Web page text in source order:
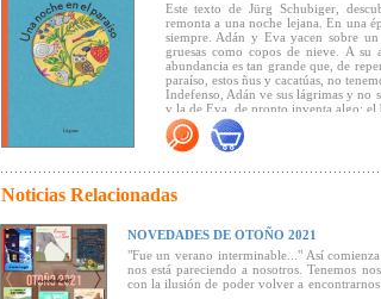
-Premio "Los 7 mejores libros" de
- PremioLesePeterdel mes de Agosto
- "Uno de los libros más bellos de
- Mención especial del Premio
Este texto de Jürg Schubiger,
remonta a una noche lejana. En una
siempre. Adán y Eva yacen sobre
gruesas como copos de nieve. A
abundancia es tan grande que, de
paraíso, estos ñus y cacatúas, no
Indefenso, Adán ve sus lágrimas y no
y la de Eva, de pronto inventa algo: el
Una vez más, la ilustradora Rotraut
Paralelamente a su historia del
Berner revelan toda una luminosa
- Premio al Libro Católico Infantil y
"Jurg Schubiger siempre logra el
unas pocas líneas y esto también
Berner. El libro
Noticias Relacionadas
NOVEDADES DE OTOÑO 2021
"Fue un verano interminable..." Así
nos está pareciendo a nosotros. Tenemos
con la ilusión de poder volver a